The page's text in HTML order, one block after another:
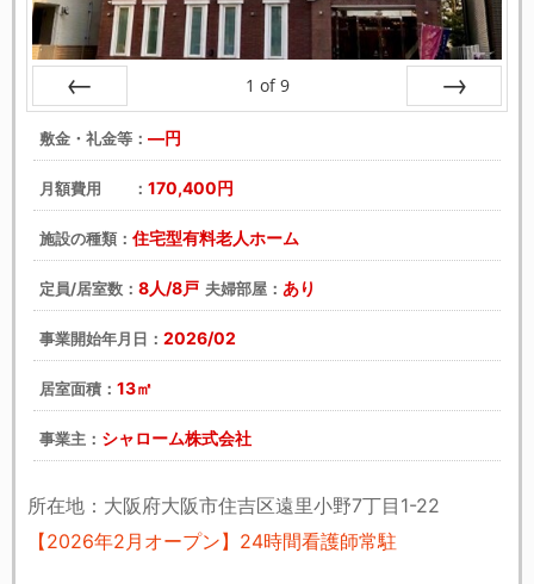
戻る
1 of 9
敷金・礼金等： ―円
月額費用 ： 170,400円
施設の種類： 住宅型有料老人ホーム
定員/居室数： 8人/8戸 夫婦部屋： あり
事業開始年月日： 2026/02
居室面積： 13㎡
事業主： シャローム株式会社
所在地：大阪府大阪市住吉区遠里小野7丁目1-22
【2026年2月オープン】24時間看護師常駐